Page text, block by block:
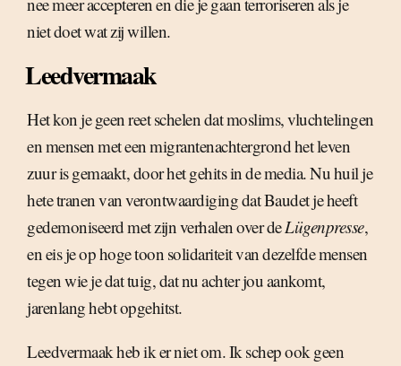
niet doet wat zij willen.
Leedvermaak
Het kon je geen reet schelen dat moslims, vluchtelingen
en mensen met een migrantenachtergrond het leven
zuur is gemaakt, door het gehits in de media. Nu huil je
hete tranen van verontwaardiging dat Baudet je heeft
gedemoniseerd met zijn verhalen over deLügenpresse,
en eis je op hoge toon solidariteit van dezelfde mensen
tegen wie je dat tuig, dat nu achter jou aankomt,
jarenlang hebt opgehitst.
Leedvermaak heb ik er niet om. Ik schep ook geen